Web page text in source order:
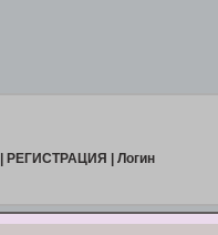
РЕГИСТРАЦИЯ Логин